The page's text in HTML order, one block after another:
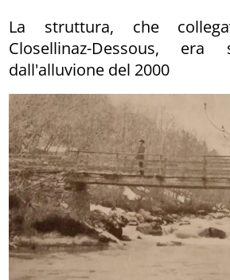
La struttura, che
Closellinaz-Dessous,
dall'alluvione del 2000